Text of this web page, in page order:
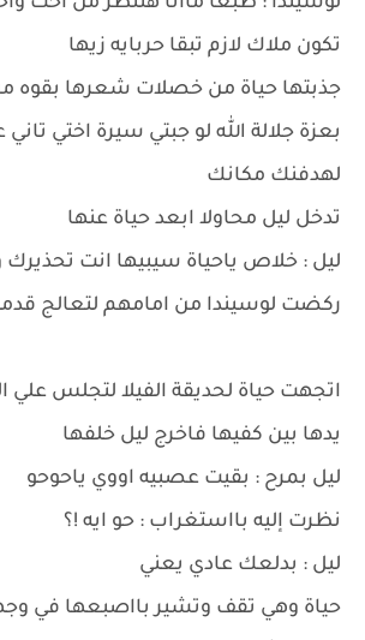
تكون ملاك لازم تبقا حربايه زيها
جذبتها حياة من خصلات شعرها بقوه
بعزة جلالة الله لو جبتي سيرة اختي
لهدفنك مكانك
تدخل ليل محاولا ابعد حياة عنها
ليل : خلاص ياحياة سيبيها انت
ركضت لوسيندا من امامهم لتعالج
اتجهت حياة لحديقة الفيلا لتجلس علي
يدها بين كفيها فاخرج ليل خلفها
ليل بمرح : بقيت عصبيه اووي ياحوحو
نظرت إليه بااستغراب : حو ايه !؟
ليل : بدلعك عادي يعني
حياة وهي تقف وتشير بااصبعها في